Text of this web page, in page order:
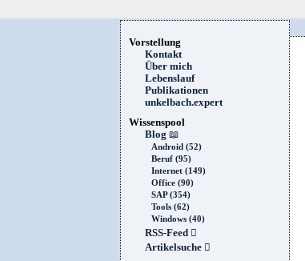
Vorstellung
Kontakt
Über mich
Lebenslauf
Publikationen
unkelbach.expert
Wissenspool
Blog 📖
Android (52)
Beruf (95)
Internet (149)
Office (90)
SAP (354)
Tools (62)
Windows (40)
RSS-Feed 
Artikelsuche 